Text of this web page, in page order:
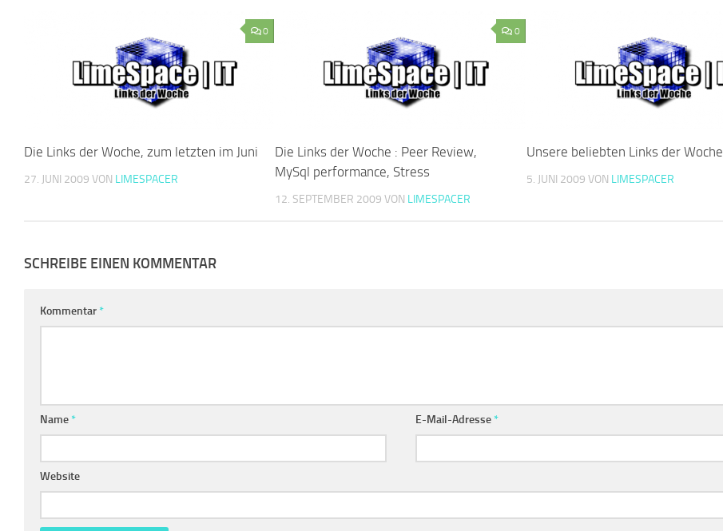
0
Die Links der Woche, zum letzten im Juni
27. JUNI 2009 VON LIMESPACER
0
Die Links der Woche : Peer Review,
MySql performance, Stress
12. SEPTEMBER 2009 VON LIMESPACER
Unsere beliebten Links der Woche
5. JUNI 2009 VON LIMESPACER
SCHREIBE EINEN KOMMENTAR
Kommentar*
Name* E-Mail-Adresse*
Website